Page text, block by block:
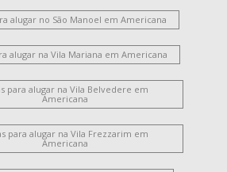
Residencial Jardim Esperança
Jardim Bertoni
Jardim Brasília
Campo Verde
Chácara Machadinho I
alugar no São Manoel em Americana
alugar na Vila Mariana em Americana
para alugar na Vila Belvedere em
Americana
para alugar na Vila Frezzarim em
Americana